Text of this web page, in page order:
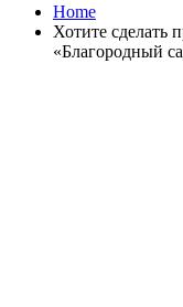
Home
Хотите сделать
«Благородный